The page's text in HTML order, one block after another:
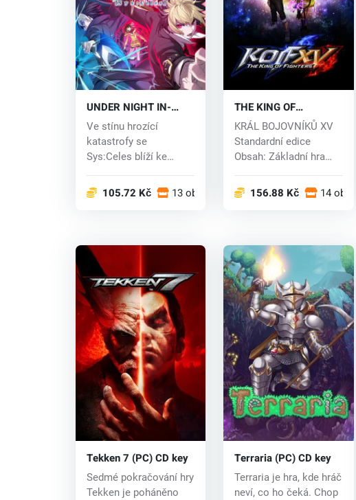
UNDER NIGHT IN-
BIRTH II Sys:Celes
(PC) key
Ve stínu hrozící
katastrofy se
Sys:Celes blíží ke
ko...105.72 Kč 13 obchodech
THE KING OF
FIGHTERS XV (PC) key
KRÁL BOJOVNÍKŮ XV
Standardní edice
Obsah: Základní hra
156.88 Kč 14
Tekken 7 (PC) CD key
Sedmé pokračování hry
Tekken je poháněno
Terraria (PC) CD key
Terraria je hra, kde hráč
neví, co ho čeká. Chop